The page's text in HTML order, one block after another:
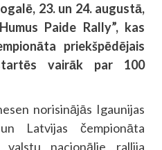
23. un 24. augustā,
Paide Rally”, kas
priekšpēdējais
vairāk par 100
norisinājās Igaunijas
Latvijas čempionāta
nacionālie rallija